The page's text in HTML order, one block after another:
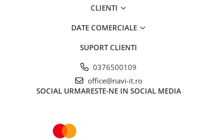
CLIENTI
DATE COMERCIALE
SUPORT CLIENTI
0376500109
office@navi-it.ro
SOCIAL URMARESTE-NE IN SOCIAL MEDIA